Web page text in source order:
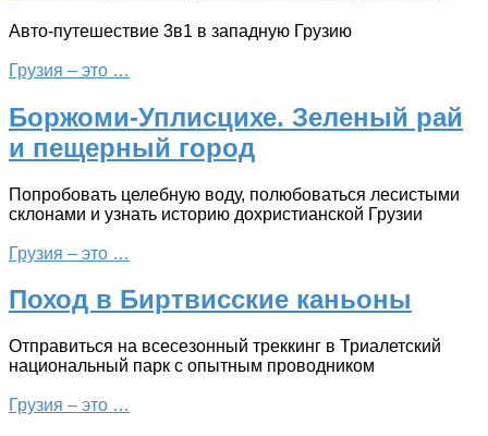
Авто-путешествие 3в1 в западную Грузию
Грузия – это …
Боржоми-Уплисцихе. Зеленый рай
и пещерный город
Попробовать целебную воду, полюбоваться лесистыми
склонами и узнать историю дохристианской Грузии
Грузия – это …
Поход в Биртвисские каньоны
Отправиться на всесезонный треккинг в Триалетский
национальный парк с опытным проводником
Грузия – это …